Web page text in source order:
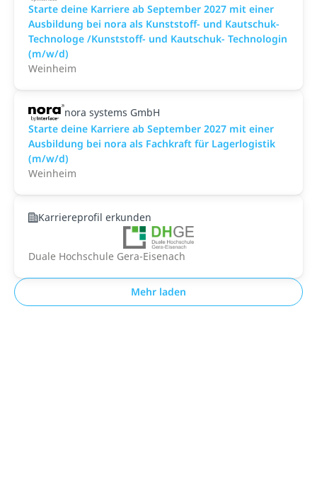
Starte deine Karriere ab September 2027 mit einer
Ausbildung bei nora als Kunststoff- und Kautschuk-
Technologe /Kunststoff- und Kautschuk- Technologin
(m/w/d)
Weinheim
nora systems GmbH
Starte deine Karriere ab September 2027 mit einer
Ausbildung bei nora als Fachkraft für Lagerlogistik
(m/w/d)
Weinheim
Karriereprofil erkunden
Duale Hochschule Gera-Eisenach
Mehr laden